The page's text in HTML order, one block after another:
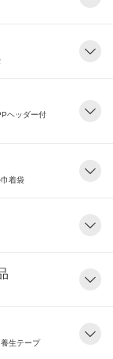
ヘッダー付
着袋
生テープ